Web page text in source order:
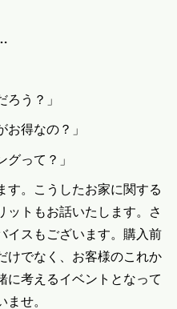
ろう？」
お得なの？」
グって？」
す。こうしたお家に関する
ットもお話いたします。さ
イスもございます。購入前
けでなく、お客様のこれか
に考えるイベントとなって
せ。